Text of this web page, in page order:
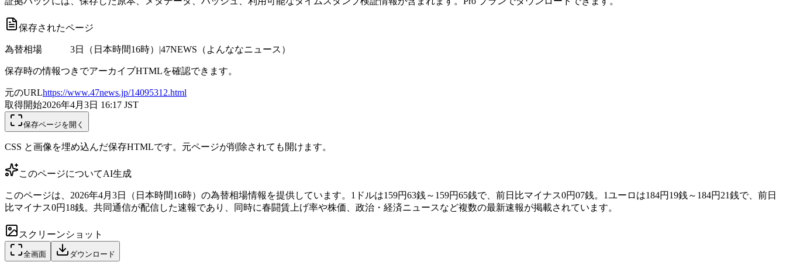
保存されたページ
為替相場 3日（日本時間16時）|47NEWS（よんななニュース）
保存時の情報つきでアーカイブHTMLを確認できます。
元のURLhttps://www.47news.jp/14095312.html
取得開始2026年4月3日 16:17 JST
保存ページを開く
CSS と画像を埋め込んだ保存HTMLです。元ページが削除されても開けます。
このページについてAI生成
このページは、2026年4月3日（日本時間16時）の為替相場情報を提供しています。1ドルは159円63銭～159円65銭で、前日比マイナス0円07銭。1ユーロは184円19銭～184円21銭で、前日
比マイナス0円18銭。共同通信が配信した速報であり、同時に春闘賃上げ率や株価、政治・経済ニュースなど複数の最新速報が掲載されています。
スクリーンショット
全画面 ダウンロード